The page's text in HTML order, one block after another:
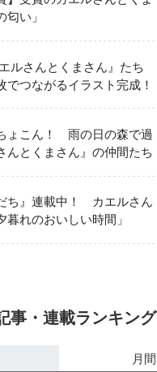
い」
ルさんとくまさん』たち
つながるイラスト完成！
ょこん！ 雨の日の森で過
んとくまさん』の仲間たち
ち』連載中！ カエルさん
暮れのおいしい時間」
事・連載ランキング
月間